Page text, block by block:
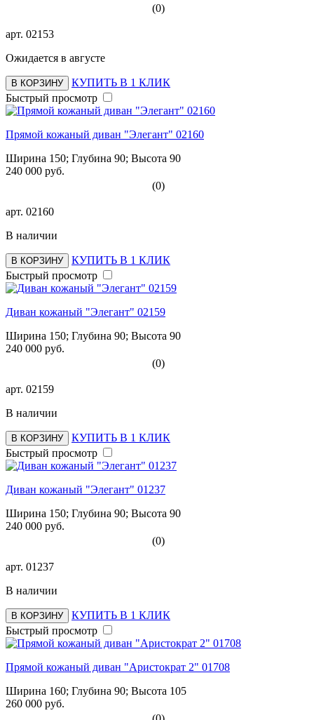
(0)
арт. 02153
Ожидается в августе
В КОРЗИНУ
КУПИТЬ В 1 КЛИК
Быстрый просмотр
Прямой кожаный диван "Элегант" 02160
Ширина 150; Глубина 90; Высота 90
240 000 руб.
(0)
арт. 02160
В наличии
В КОРЗИНУ
КУПИТЬ В 1 КЛИК
Быстрый просмотр
Диван кожаный "Элегант" 02159
Ширина 150; Глубина 90; Высота 90
240 000 руб.
(0)
арт. 02159
В наличии
В КОРЗИНУ
КУПИТЬ В 1 КЛИК
Быстрый просмотр
Диван кожаный "Элегант" 01237
Ширина 150; Глубина 90; Высота 90
240 000 руб.
(0)
арт. 01237
В наличии
В КОРЗИНУ
КУПИТЬ В 1 КЛИК
Быстрый просмотр
Прямой кожаный диван "Аристократ 2" 01708
Ширина 160; Глубина 90; Высота 105
260 000 руб.